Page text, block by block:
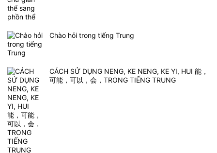
Chào hỏi trong tiếng Trung
CÁCH SỬ DỤNG NENG, KE NENG, KE YI, HUI 能，
可能，可以，会，TRONG TIẾNG TRUNG